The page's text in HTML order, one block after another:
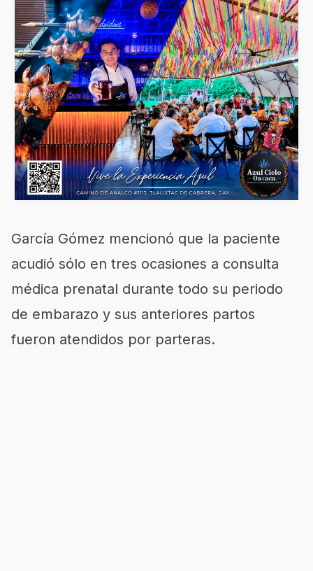
García Gómez mencionó que la paciente
acudió sólo en tres ocasiones a consulta
médica prenatal durante todo su periodo
de embarazo y sus anteriores partos
fueron atendidos por parteras.